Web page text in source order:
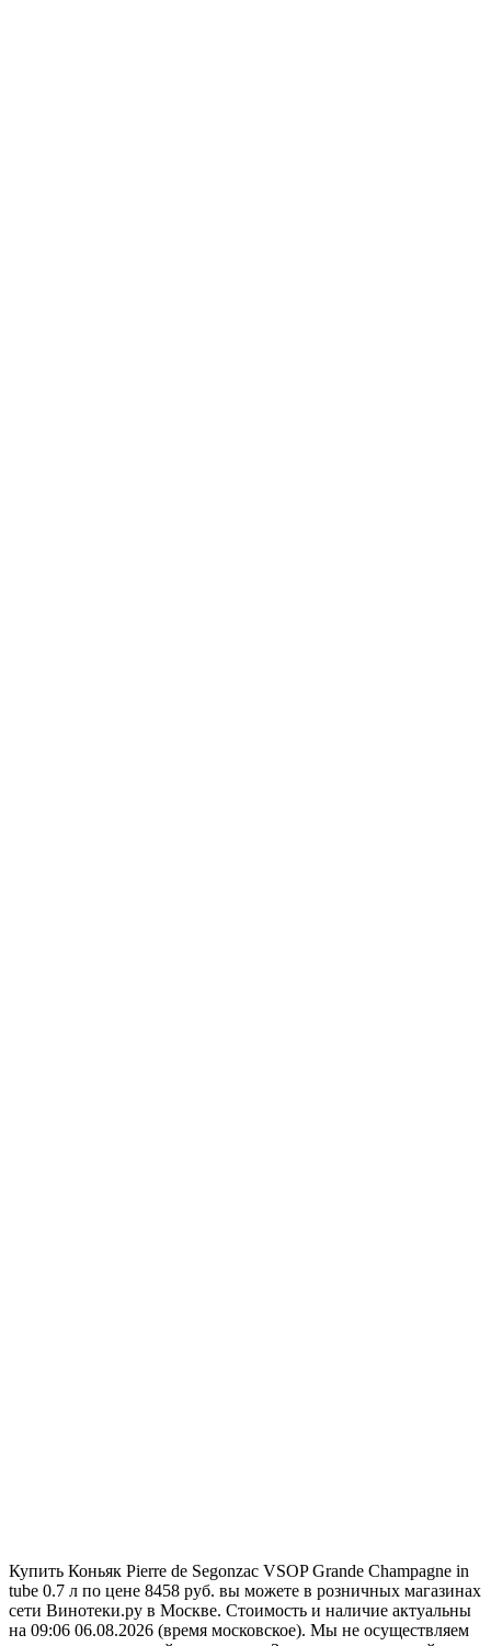
Купить Коньяк Pierre de Segonzac VSOP Grande Champagne in
tube 0.7 л по цене 8458 руб. вы можете в розничных магазинах
сети Винотеки.ру в Москве. Стоимость и наличие актуальны
на 09:06 06.08.2026 (время московское). Мы не осуществляем